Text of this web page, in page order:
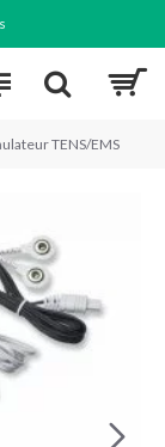
TENS/EMS